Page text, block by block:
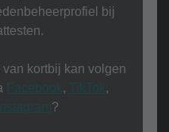
bij
kortbij kan volgen
,
,
?